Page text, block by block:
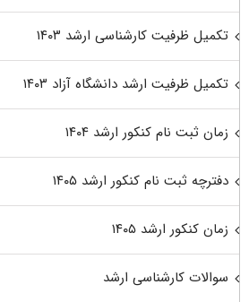
تکمیل ظرفیت کارشناسی ارشد ۱۴۰۳
تکمیل ظرفیت ارشد دانشگاه آزاد ۱۴۰۳
زمان ثبت نام کنکور ارشد ۱۴۰۴
دفترچه ثبت نام کنکور ارشد ۱۴۰۵
زمان کنکور ارشد ۱۴۰۵
سوالات کارشناسی ارشد